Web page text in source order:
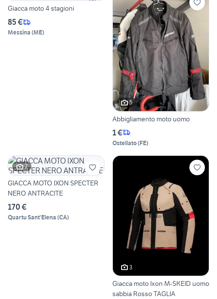
Giacca moto 4 stagioni
85 €
Messina (ME)
5
Abbigliamento moto uomo
1 €
Ostellato(FE)
2
GIACCA MOTO IXON SPECTER
NERO ANTRACITE
170 €
Quartu Sant'Elena (CA)
3
Giacca moto Ixon M-SKEID uomo
sabbia Rosso TAGLIA